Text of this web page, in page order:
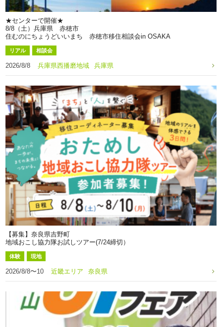
★センターで開催★
8/8（土）兵庫県 赤穂市
住むのにちょうどいいまち 赤穂市移住相談会in OSAKA
リアル 相談会
2026/8/8 兵庫県西播磨地域 兵庫県
【募集】奈良県吉野町
地域おこし協力隊お試しツアー(7/24締切）
体験 現地
2026/8/8〜10 近畿エリア 奈良県